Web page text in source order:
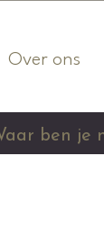
Over ons